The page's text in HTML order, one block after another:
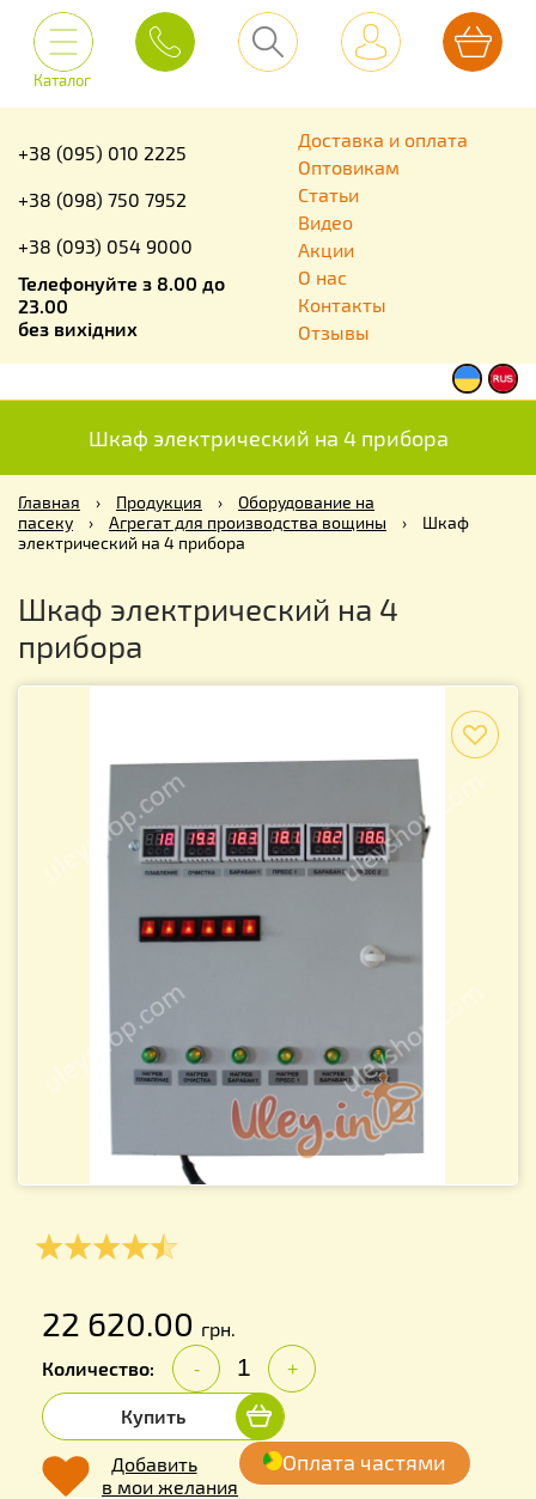
Каталог
+38 (095) 010 2225
+38 (098) 750 7952
+38 (093) 054 9000
Телефонуйте з 8.00 до
23.00
без вихідних
Доставка и оплата
Оптовикам
Статьи
Видео
Акции
О нас
Контакты
Отзывы
Шкаф электрический на 4 прибора
Главная › Продукция ›
Оборудование на
пасеку
› Агрегат для производства вощины ›
Шкаф
электрический на 4 прибора
Шкаф электрический на 4
прибора
22 620.00 грн.
Количество:
- +
Купить
Добавить
в мои желания
Оплата частями